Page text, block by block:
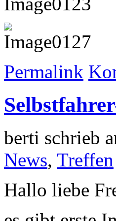
Permalink
berti schrieb
News, Treffen
Hallo liebe